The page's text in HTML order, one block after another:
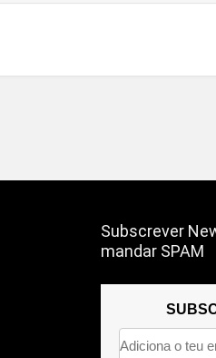
Subscrever
mandar SPAM